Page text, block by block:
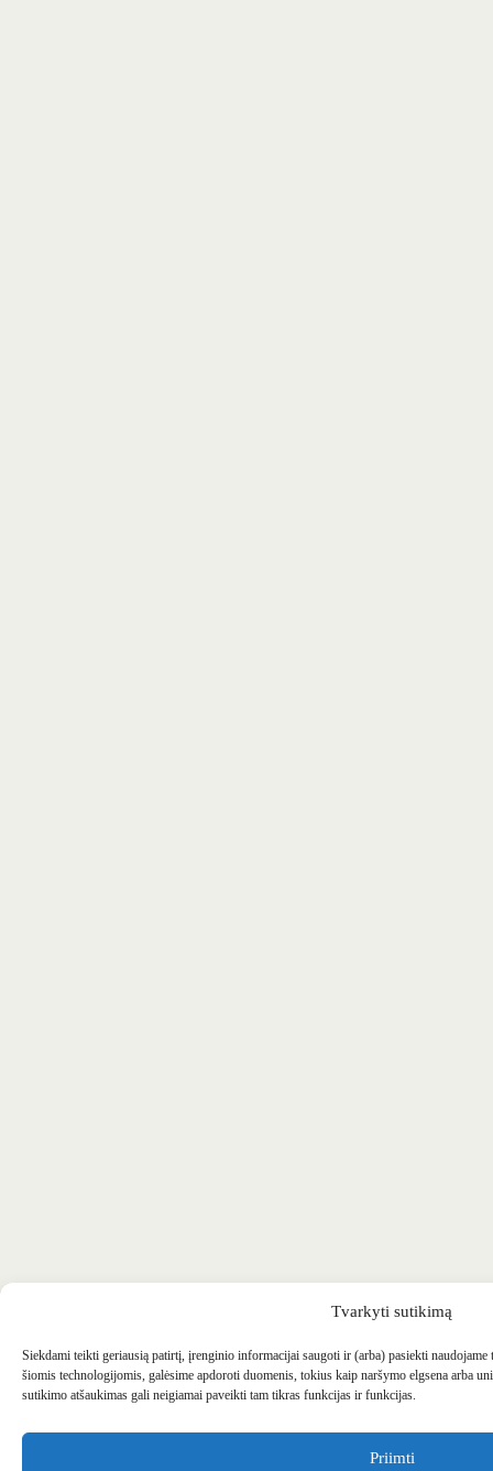
Tvarkyti sutikimą
Siekdami teikti geriausią patirtį, įrenginio informacijai saugoti ir (arba) pasiekti
šiomis technologijomis, galėsime apdoroti duomenis, tokius kaip naršymo elgsena arba
sutikimo atšaukimas gali neigiamai paveikti tam tikras funkcijas ir funkcijas.
Priimti